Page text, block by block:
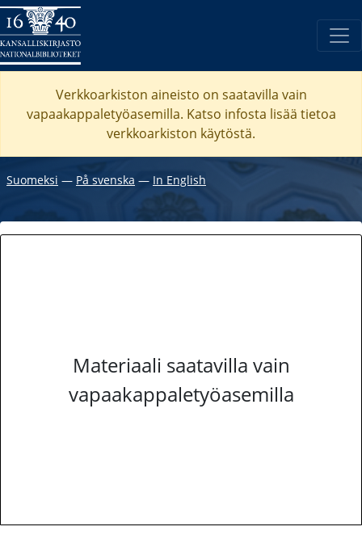
Verkkoarkiston aineisto on saatavilla vain
vapaakappaletyöasemilla. Katso infosta lisää tietoa
verkkoarkiston käytöstä.
Suomeksi ― På svenska ― In English
Materiaali saatavilla vain
vapaakappaletyöasemilla